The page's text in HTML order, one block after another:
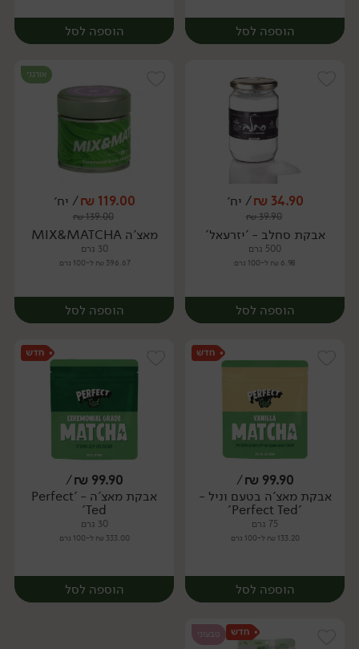
הוספה לסל
יח׳
הוספה לסל
יח׳
34.90
₪/ יח׳
39.90
₪
אבקת סחלב - 'יזרעאל'
500 גרם
6.98 ₪ ל-100 גרם
הוספה לסל
יח׳
אורגני
119.00
₪/ יח׳
139.00
₪
מאצ'ה MIX&MATCHA
30 גרם
396.67 ₪ ל-100 גרם
הוספה לסל
יח׳
99.90
₪
/
אבקת מאצ'ה בטעם וניל -
'Perfect Ted'
75 גרם
133.20 ₪ ל-100 גרם
הוספה לסל
99.90
₪
/
אבקת מאצ'ה - 'Perfect
Ted'
30 גרם
333.00 ₪ ל-100 גרם
הוספה לסל
טבעוני